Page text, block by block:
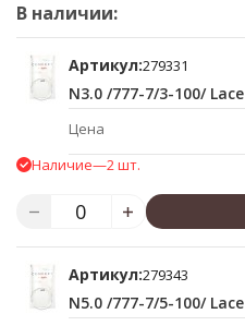
В наличии:
Артикул:279331
N3.0 /777-7/3-100/ Lace
Цена
Наличие—2 шт.
Артикул:279343
N5.0 /777-7/5-100/ Lace